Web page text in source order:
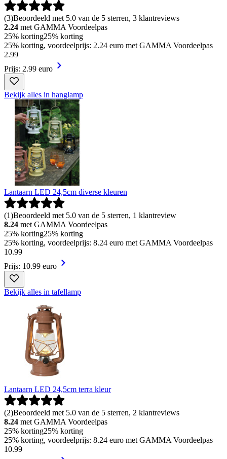
(3)Beoordeeld met 5.0 van de 5 sterren, 3 klantreviews
2.24 met GAMMA Voordeelpas
25% korting25% korting
25% korting, voordeelprijs: 2.24 euro met GAMMA Voordeelpas
2.99
Prijs: 2.99 euro
Bekijk alles in hanglamp
Lantaarn LED 24,5cm diverse kleuren
(1)Beoordeeld met 5.0 van de 5 sterren, 1 klantreview
8.24 met GAMMA Voordeelpas
25% korting25% korting
25% korting, voordeelprijs: 8.24 euro met GAMMA Voordeelpas
10.99
Prijs: 10.99 euro
Bekijk alles in tafellamp
Lantaarn LED 24,5cm terra kleur
(2)Beoordeeld met 5.0 van de 5 sterren, 2 klantreviews
8.24 met GAMMA Voordeelpas
25% korting25% korting
25% korting, voordeelprijs: 8.24 euro met GAMMA Voordeelpas
10.99